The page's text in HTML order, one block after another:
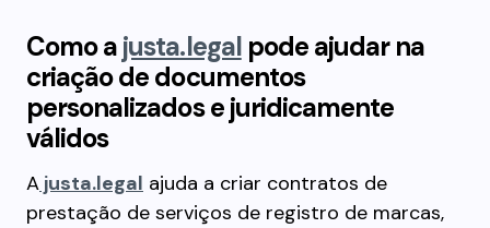
Como ajusta.legalpode ajudar na
criação de documentos
personalizados e juridicamente
válidos
A justa.legal ajuda a criar contratos de
prestação de serviços de registro de marcas,